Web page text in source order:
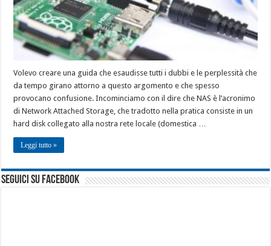
Volevo creare una guida che esaudisse tutti i dubbi e le perplessità che
da tempo girano attorno a questo argomento e che spesso
provocano confusione. Incominciamo con il dire che NAS è l’acronimo
di Network Attached Storage, che tradotto nella pratica consiste in un
hard disk collegato alla nostra rete locale (domestica …
Leggi tutto »
seguici su facebook